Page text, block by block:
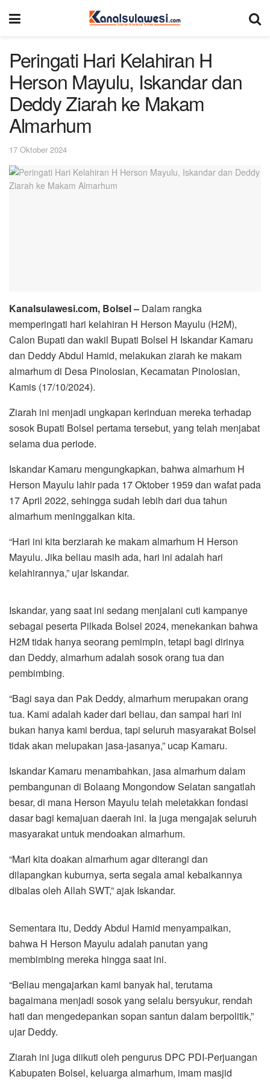
Peringati Hari Kelahiran H
Herson Mayulu, Iskandar dan
Deddy Ziarah ke Makam
Almarhum
17 Oktober 2024
Kanalsulawesi.com, Bolsel – Dalam rangka
memperingati hari kelahiran H Herson Mayulu (H2M),
Calon Bupati dan wakil Bupati Bolsel H Iskandar Kamaru
dan Deddy Abdul Hamid, melakukan ziarah ke makam
almarhum di Desa Pinolosian, Kecamatan Pinolosian,
Kamis (17/10/2024).
Ziarah ini menjadi ungkapan kerinduan mereka terhadap
sosok Bupati Bolsel pertama tersebut, yang telah menjabat
selama dua periode.
Iskandar Kamaru mengungkapkan, bahwa almarhum H
Herson Mayulu lahir pada 17 Oktober 1959 dan wafat pada
17 April 2022, sehingga sudah lebih dari dua tahun
almarhum meninggalkan kita.
“Hari ini kita berziarah ke makam almarhum H Herson
Mayulu. Jika beliau masih ada, hari ini adalah hari
kelahirannya,” ujar Iskandar.
Iskandar, yang saat ini sedang menjalani cuti kampanye
sebagai peserta Pilkada Bolsel 2024, menekankan bahwa
H2M tidak hanya seorang pemimpin, tetapi bagi dirinya
dan Deddy, almarhum adalah sosok orang tua dan
pembimbing.
“Bagi saya dan Pak Deddy, almarhum merupakan orang
tua. Kami adalah kader dari beliau, dan sampai hari ini
bukan hanya kami berdua, tapi seluruh masyarakat Bolsel
tidak akan melupakan jasa-jasanya,” ucap Kamaru.
Iskandar Kamaru menambahkan, jasa almarhum dalam
pembangunan di Bolaang Mongondow Selatan sangatlah
besar, di mana Herson Mayulu telah meletakkan fondasi
dasar bagi kemajuan daerah ini. Ia juga mengajak seluruh
masyarakat untuk mendoakan almarhum.
“Mari kita doakan almarhum agar diterangi dan
dilapangkan kuburnya, serta segala amal kebaikannya
dibalas oleh Allah SWT,” ajak Iskandar.
Sementara itu, Deddy Abdul Hamid menyampaikan,
bahwa H Herson Mayulu adalah panutan yang
membimbing mereka hingga saat ini.
“Beliau mengajarkan kami banyak hal, terutama
bagaimana menjadi sosok yang selalu bersyukur, rendah
hati dan mengedepankan sopan santun dalam berpolitik,”
ujar Deddy.
Ziarah ini juga diikuti oleh pengurus DPC PDI-Perjuangan
Kabupaten Bolsel, keluarga almarhum, imam masjid